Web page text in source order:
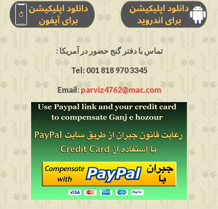
: تماس با دفتر گنج حضور در آمریکا
Tel: 001 818 970 3345
Email:parviz4762@mac.com